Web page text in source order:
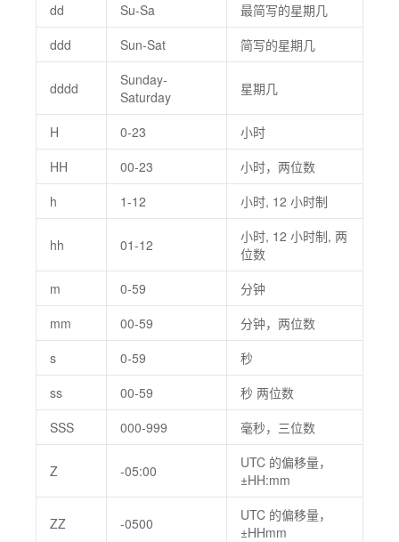
dd
Su-Sa
最简写的星期几
ddd
Sun-Sat 简写的星期几
dddd
Sunday-
Saturday
星期几
H 0-23
小时
HH
00-23
小时，两位数
h
1-12 小时, 12 小时制
hh 01-12
小时, 12 小时制, 两
位数
m
0-59
分钟
mm
00-59
分钟，两位数
s
0-59
秒
ss
00-59
秒 两位数
SSS
000-999 毫秒，三位数
Z -05:00
UTC 的偏移量，
±HH:mm
ZZ -0500
UTC 的偏移量，
±HHmm